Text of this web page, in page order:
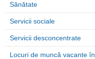
Sănătate
Servicii sociale
Servicii desconcentrate
Locuri de muncă vacante în